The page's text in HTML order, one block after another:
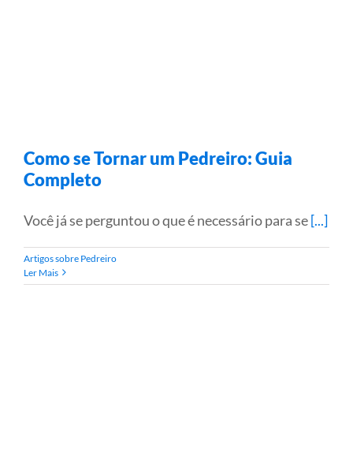
Como se Tornar um Pedreiro: Guia
Completo
Você já se perguntou o que é necessário para se[...]
Artigos sobre Pedreiro
Ler Mais